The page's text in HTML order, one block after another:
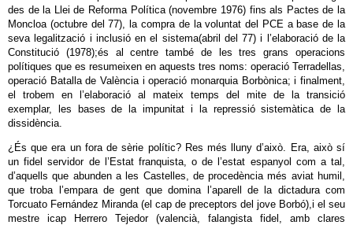
des de la Llei de Reforma Política (novembre 1976) fins als Pactes de la
Moncloa (octubre del 77), la compra de la voluntat del PCE a base de la
seva legalització i inclusió en el sistema(abril del 77) i l’elaboració de la
Constitució (1978);és al centre també de les tres grans operacions
polítiques que es resumeixen en aquests tres noms: operació Terradellas,
operació Batalla de València i operació monarquia Borbònica; i finalment,
el trobem en l’elaboració al mateix temps del mite de la transició
exemplar, les bases de la impunitat i la repressió sistemàtica de la
dissidència.
¿És que era un fora de sèrie polític? Res més lluny d’això. Era, això sí
un fidel servidor de l’Estat franquista, o de l’estat espanyol com a tal,
d’aquells que abunden a les Castelles, de procedència més aviat humil,
que troba l’empara de gent que domina l’aparell de la dictadura com
Torcuato Fernández Miranda (el cap de preceptors del jove Borbó),i el seu
mestre icap Herrero Tejedor (valencià, falangista fidel, amb clares